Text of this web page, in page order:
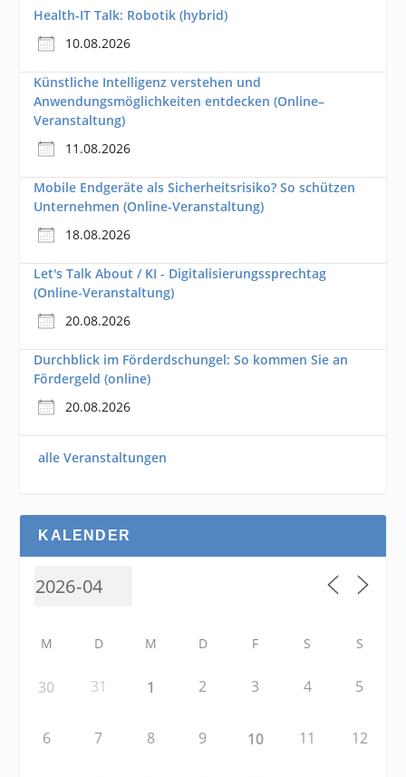
Health-IT Talk: Robotik (hybrid)
10.08.2026
Künstliche Intelligenz verstehen und
Anwendungsmöglichkeiten entdecken (Online–
Veranstaltung)
11.08.2026
Mobile Endgeräte als Sicherheitsrisiko? So schützen
Unternehmen (Online-Veranstaltung)
18.08.2026
Let's Talk About / KI - Digitalisierungssprechtag
(Online-Veranstaltung)
20.08.2026
Durchblick im Förderdschungel: So kommen Sie an
Fördergeld (online)
20.08.2026
alle Veranstaltungen
KALENDER
M D M D F S S
30 31 1 2 3 4 5
6 7 8 9 10 11 12